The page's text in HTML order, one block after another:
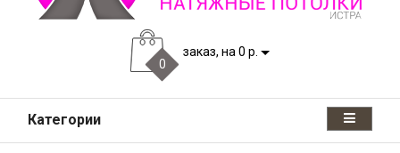
0
заказ, на 0 р.
Категории